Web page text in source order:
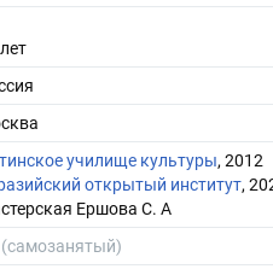
училище культуры, 2012
открытый институт,
Ершова С. А
(самозанятый)